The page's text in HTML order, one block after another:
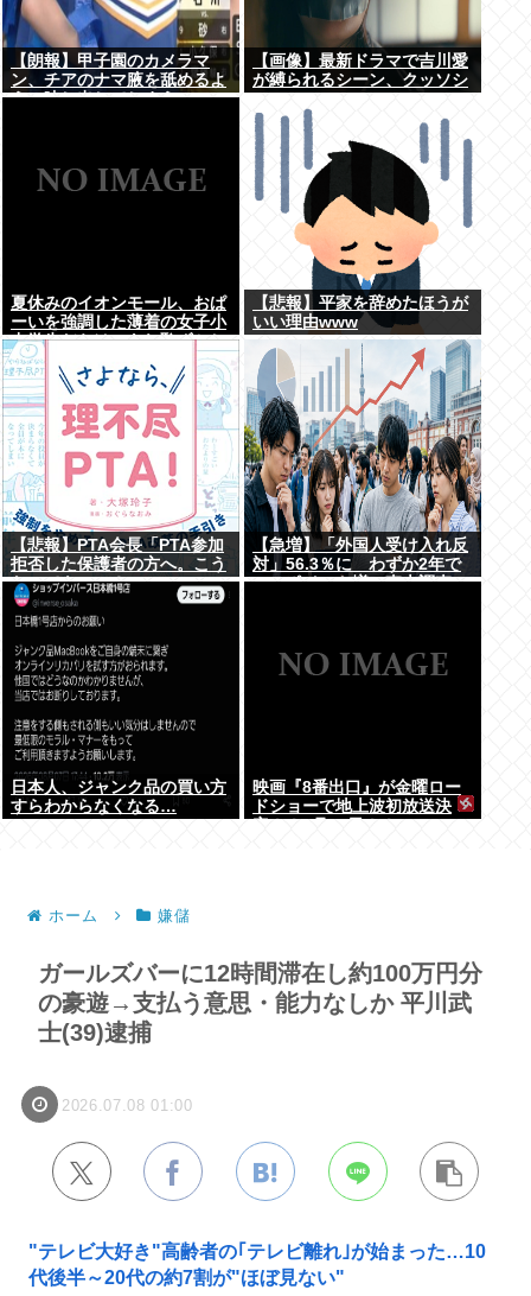
【朗報】甲子園のカメラマ
ン、チアのナマ腋を舐めるよ
うに映し出してしまう
【画像】最新ドラマで吉川愛
が縛られるシーン、クッソシ
夏休みのイオンモール、おぱ
ーいを強調した薄着の女子小
中学生だらけ。あれ恥ずかし
くないの？
【悲報】平家を辞めたほうが
いい理由www
【悲報】PTA会長「PTA参加
拒否した保護者の方へ。こう
なってもいい？」
【急増】「外国人受け入れ反
対」56.3％に わずか2年で
20.7ポイント増、東大調査
日本人、ジャンク品の買い方
すらわからなくなる…
映画『8番出口』が金曜ロー
ドショーで地上波初放送決
ホーム 嫌儲
ガールズバーに12時間滞在し約100万円分
の豪遊→支払う意思・能力なしか 平川武
士(39)逮捕
2026.07.08 01:00
"テレビ大好き"高齢者の｢テレビ離れ｣が始まった…10
代後半～20代の約7割が"ほぼ見ない"